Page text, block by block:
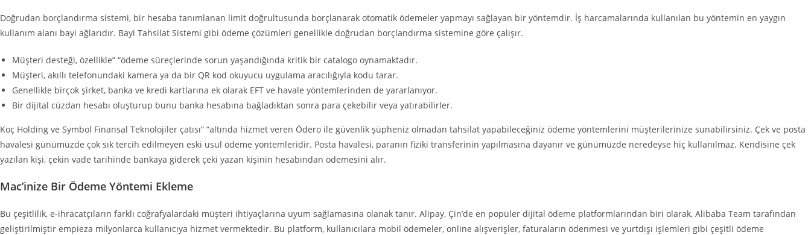
Doğrudan borçlandırma sistemi, bir hesaba tanımlanan limit doğrultusunda borçlanarak otomatik ödemeler yapmayı sağlayan bir yöntemdir. İş harcamalarında kullanılan bu yöntemin en yaygın
kullanım alanı bayi ağlarıdır. Bayi Tahsilat Sistemi gibi ödeme çözümleri genellikle doğrudan borçlandırma sistemine göre çalışır.
Müşteri desteği, özellikle” “ödeme süreçlerinde sorun yaşandığında kritik bir catalogo oynamaktadır.
Müşteri, akıllı telefonundaki kamera ya da bir QR kod okuyucu uygulama aracılığıyla kodu tarar.
Genellikle birçok şirket, banka ve kredi kartlarına ek olarak EFT ve havale yöntemlerinden de yararlanıyor.
Bir dijital cüzdan hesabı oluşturup bunu banka hesabına bağladıktan sonra para çekebilir veya yatırabilirler.
Koç Holding ve Symbol Finansal Teknolojiler çatısı” “altında hizmet veren Ödero ile güvenlik şüpheniz olmadan tahsilat yapabileceğiniz ödeme yöntemlerini müşterilerinize sunabilirsiniz. Çek ve posta
havalesi günümüzde çok sık tercih edilmeyen eski usul ödeme yöntemleridir. Posta havalesi, paranın fiziki transferinin yapılmasına dayanır ve günümüzde neredeyse hiç kullanılmaz. Kendisine çek
yazılan kişi, çekin vade tarihinde bankaya giderek çeki yazan kişinin hesabından ödemesini alır.
Mac’inize Bir Ödeme Yöntemi Ekleme
Bu çeşitlilik, e-ihracatçıların farklı coğrafyalardaki müşteri ihtiyaçlarına uyum sağlamasına olanak tanır. Alipay, Çin’de en popüler dijital ödeme platformlarından biri olarak, Alibaba Team tarafından
geliştirilmiştir empieza milyonlarca kullanıcıya hizmet vermektedir. Bu platform, kullanıcılara mobil ödemeler, online alışverişler, faturaların ödenmesi ve yurtdışı işlemleri gibi çeşitli ödeme